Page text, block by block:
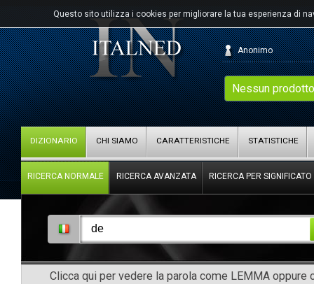
Questo sito utilizza i cookies per migliorare la tua esperienza di
Nessun
Anonimo
DIZIONARIO CHI SIAMO CARATTERISTICHE STATISTICHE
RICERCA NORMALE RICERCA AVANZATA RICERCA PER SIGNIFICATO
Clicca qui per vedere la parola come LEMMA oppure